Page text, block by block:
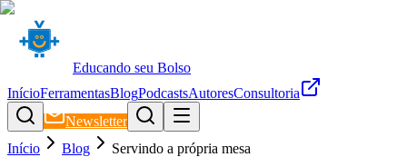
Educando seu Bolso
InícioFerramentasBlogPodcastsAutoresConsultoria
Newsletter
Início
Blog Servindo a própria mesa